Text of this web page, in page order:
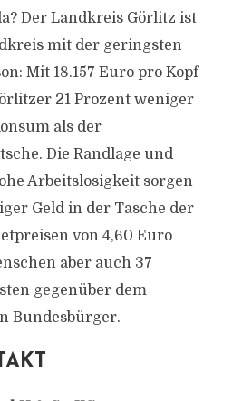
Der Landkreis Görlitz ist
mit der geringsten
Mit 18.157 Euro pro Kopf
21 Prozent weniger
als der
Die Randlage und
Arbeitslosigkeit sorgen
Geld in der Tasche der
von 4,60 Euro
aber auch 37
gegenüber dem
Bundesbürger.